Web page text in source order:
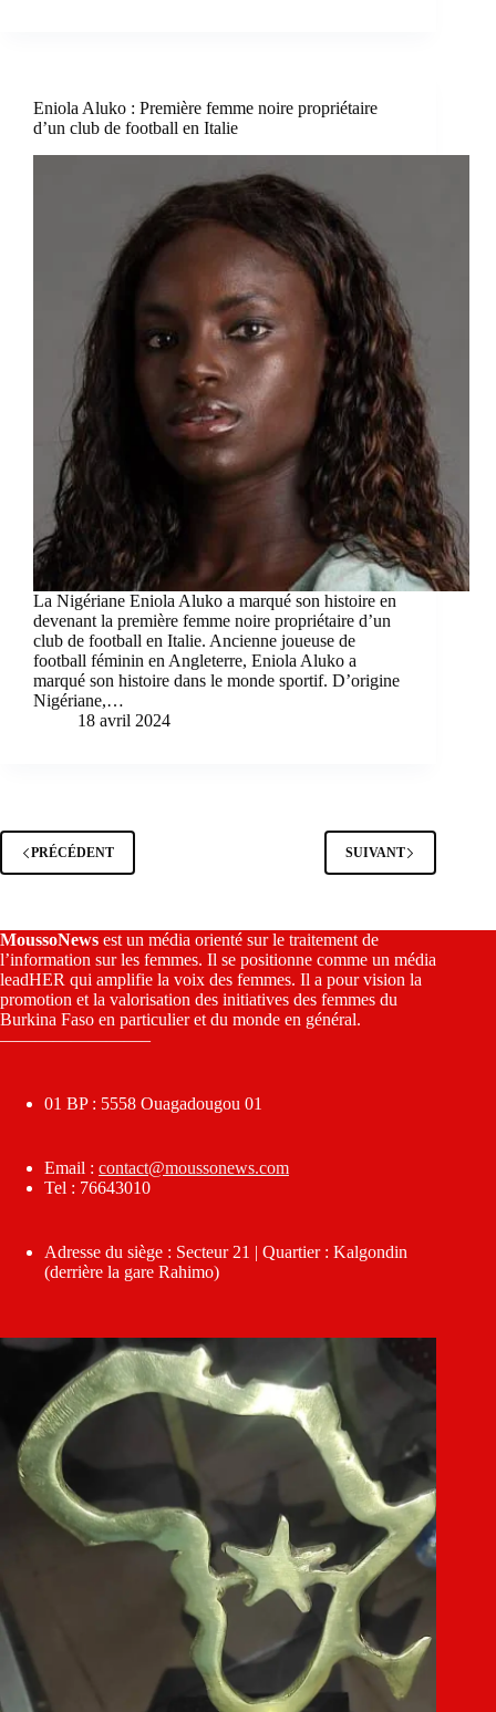
Eniola Aluko : Première femme noire propriétaire
d’un club de football en Italie
La Nigériane Eniola Aluko a marqué son histoire en
devenant la première femme noire propriétaire d’un
club de football en Italie. Ancienne joueuse de
football féminin en Angleterre, Eniola Aluko a
marqué son histoire dans le monde sportif. D’origine
Nigériane,…
18 avril 2024
PRÉCÉDENT SUIVANT
MoussoNews est un média orienté sur le traitement de
l’information sur les femmes. Il se positionne comme un média
leadHER qui amplifie la voix des femmes. Il a pour vision la
promotion et la valorisation des initiatives des femmes du
Burkina Faso en particulier et du monde en général.
————————–
01 BP : 5558 Ouagadougou 01
Email : contact@moussonews.com
Tel : 76643010
Adresse du siège : Secteur 21 | Quartier : Kalgondin
(derrière la gare Rahimo)